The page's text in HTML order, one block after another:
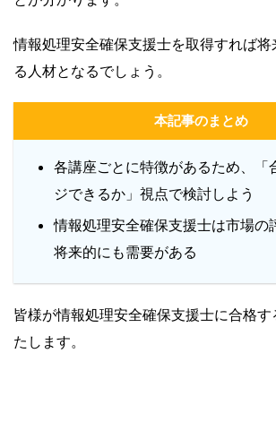
情報処理安全確保支援士を取得すれば
る人材となるでしょう。
本記事のまとめ
各講座ごとに特徴があるため、「
ジできるか」視点で検討しよう
情報処理安全確保支援士は市場の
将来的にも需要がある
皆様が情報処理安全確保支援士に合格
たします。